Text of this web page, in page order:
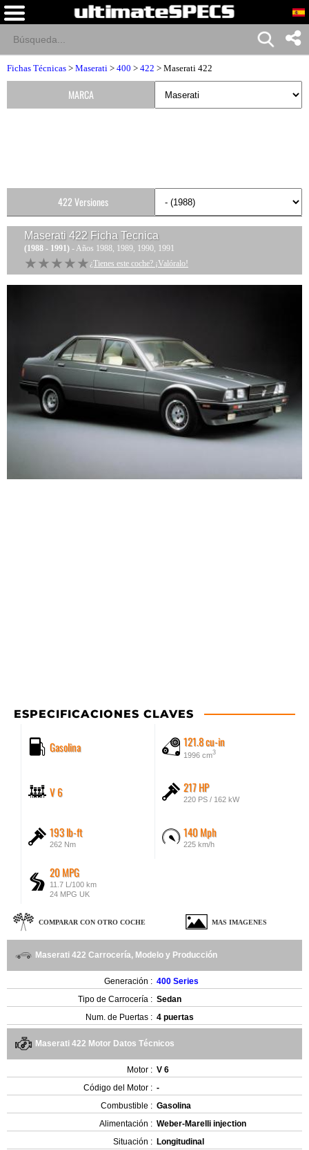
Fichas Técnicas > Maserati > 400 > 422 > Maserati 422
Maserati 422 Ficha Tecnica
(1988 - 1991) - Años 1988, 1989, 1990, 1991
★★★★★
★★★★★ ¿Tienes este coche? ¡Valóralo!
ESPECIFICACIONES CLAVES
Gasolina 121.8 cu-in
1996 cm3
V 6 217 HP
220 PS / 162 kW
193 lb-ft
262 Nm
140 Mph
225 km/h
20 MPG
11.7 L/100 km
24 MPG UK
COMPARAR CON OTRO COCHE MAS IMAGENES
Maserati 422 Carrocería, Modelo y Producción
Generación : 400 Series
Tipo de Carrocería : Sedan
Num. de Puertas : 4 puertas
Maserati 422 Motor Datos Técnicos
Motor : V 6
Código del Motor : -
Combustible : Gasolina
Alimentación : Weber-Marelli injection
Situación : Longitudinal
MARCA
422 Versiones